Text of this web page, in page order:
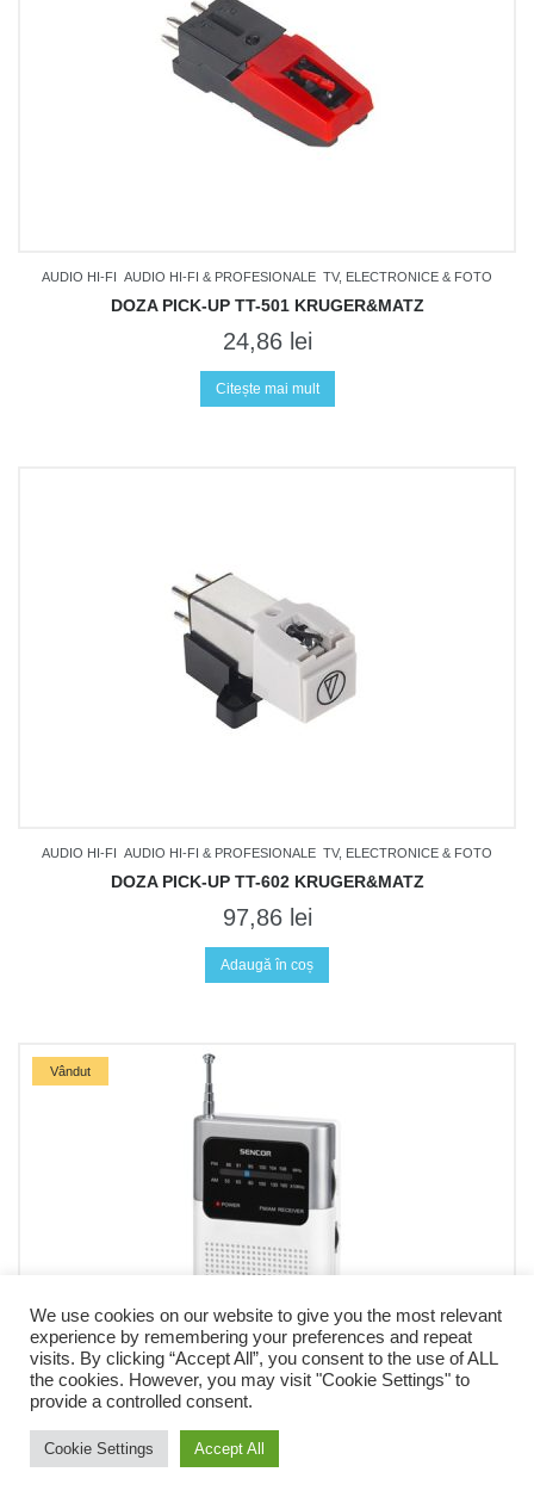
AUDIO HI-FI AUDIO HI-FI & PROFESIONALE TV, ELECTRONICE & FOTO
DOZA PICK-UP TT-501 KRUGER&MATZ
24,86 lei
Citește mai mult
AUDIO HI-FI AUDIO HI-FI & PROFESIONALE TV, ELECTRONICE & FOTO
DOZA PICK-UP TT-602 KRUGER&MATZ
97,86 lei
Adaugă în coș
Vândut
AUDIO HI-FI AUDIO HI-FI & PROFESIONALE
MINI RADIO PORTABIL ALB SENCOR
We use cookies on our website to give you the most relevant
experience by remembering your preferences and repeat
visits. By clicking “Accept All”, you consent to the use of ALL
the cookies. However, you may visit "Cookie Settings" to
provide a controlled consent.
Cookie Settings Accept All